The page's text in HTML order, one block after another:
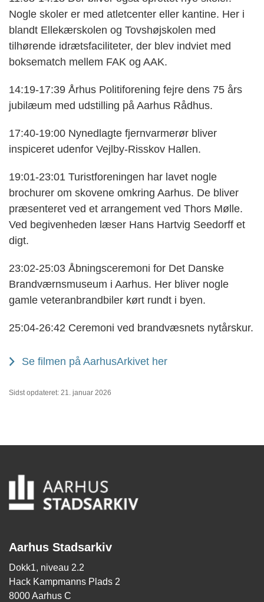
Nogle skoler er med atletcenter eller kantine. Her i
blandt Ellekærskolen og Tovshøjskolen med
tilhørende idrætsfaciliteter, der blev indviet med
boksematch mellem FAK og AAK.
14:19-17:39 Århus Politiforening fejre dens 75 års
jubilæum med udstilling på Aarhus Rådhus.
17:40-19:00 Nynedlagte fjernvarmerør bliver
inspiceret udenfor Vejlby-Risskov Hallen.
19:01-23:01 Turistforeningen har lavet nogle
brochurer om skovene omkring Aarhus. De bliver
præsenteret ved et arrangement ved Thors Mølle.
Ved begivenheden læser Hans Hartvig Seedorff et
digt.
23:02-25:03 Åbningsceremoni for Det Danske
Brandværnsmuseum i Aarhus. Her bliver nogle
gamle veteranbrandbiler kørt rundt i byen.
25:04-26:42 Ceremoni ved brandvæsnets nytårskur.
Se filmen på AarhusArkivet her
Sidst opdateret: 21. januar 2026
Aarhus Stadsarkiv
Dokk1, niveau 2.2
Hack Kampmanns Plads 2
8000 Aarhus C